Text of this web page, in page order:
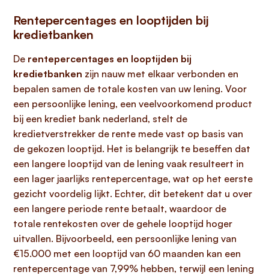
Rentepercentages en looptijden bij
kredietbanken
De rentepercentages en looptijden bij
kredietbanken zijn nauw met elkaar verbonden en
bepalen samen de totale kosten van uw lening. Voor
een persoonlijke lening, een veelvoorkomend product
bij een krediet bank nederland, stelt de
kredietverstrekker de rente mede vast op basis van
de gekozen looptijd. Het is belangrijk te beseffen dat
een langere looptijd van de lening vaak resulteert in
een lager jaarlijks rentepercentage, wat op het eerste
gezicht voordelig lijkt. Echter, dit betekent dat u over
een langere periode rente betaalt, waardoor de
totale rentekosten over de gehele looptijd hoger
uitvallen. Bijvoorbeeld, een persoonlijke lening van
€15.000 met een looptijd van 60 maanden kan een
rentepercentage van 7,99% hebben, terwijl een lening